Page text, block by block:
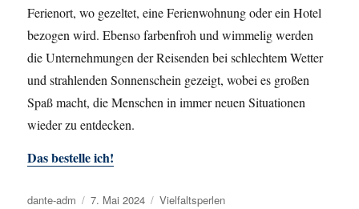
Ferienort, wo gezeltet, eine Ferienwohnung oder ein Hotel
bezogen wird. Ebenso farbenfroh und wimmelig werden
die Unternehmungen der Reisenden bei schlechtem Wetter
und strahlenden Sonnenschein gezeigt, wobei es großen
Spaß macht, die Menschen in immer neuen Situationen
wieder zu entdecken.
Das bestelle ich!
Autor
dante-adm
Veröffentlicht
7. Mai 2024 Kategorien
Vielfaltsperlen